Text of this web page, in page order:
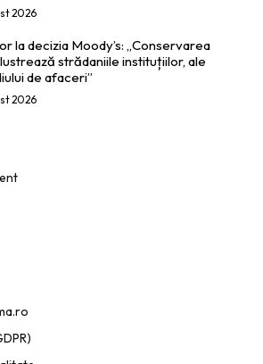
2026
la decizia Moody’s: „Conservarea
strădaniile instituțiilor, ale
de afaceri”
2026